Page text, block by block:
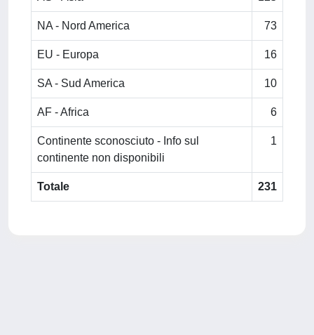
NA - Nord America 73
EU - Europa 16
SA - Sud America 10
AF - Africa 6
Continente sconosciuto - Info sul
continente non disponibili
1
Totale 231